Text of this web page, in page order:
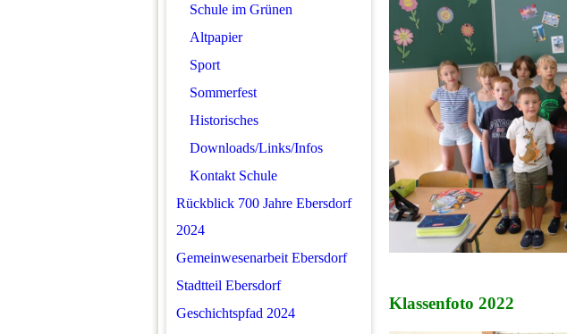
Schule im Grünen
Altpapier
Sport
Sommerfest
Historisches
Downloads/Links/Infos
Kontakt Schule
Rückblick 700 Jahre Ebersdorf
2024
Gemeinwesenarbeit Ebersdorf
Stadtteil Ebersdorf
Geschichtspfad 2024
Klassenfoto 2022